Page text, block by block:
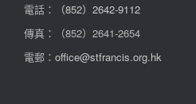
電話：
（852）2642-9112
傳真：（852）2641-2654
電郵： office@stfrancis.org.hk